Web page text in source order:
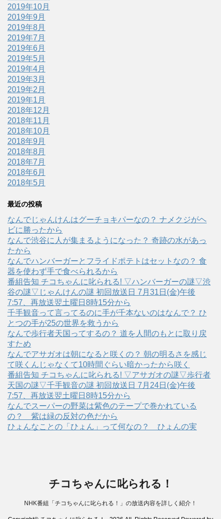
2019年10月
2019年9月
2019年8月
2019年7月
2019年6月
2019年5月
2019年4月
2019年3月
2019年2月
2019年1月
2018年12月
2018年11月
2018年10月
2018年9月
2018年8月
2018年7月
2018年6月
2018年5月
最近の投稿
なんでじゃんけんはグーチョキパーなの？ ナメクジがヘ
ビに勝ったから
なんで渋谷に人が集まるようになった？ 奇跡の水があっ
たから
なんでハンバーガーとフライドポテトはセットなの？ 食
器を使わず手で食べられるから
番組告知 チコちゃんに叱られる! ▽ハンバーガーの謎▽渋
谷の謎▽じゃんけんの謎 初回放送日 7月31日(金)午後
7:57、再放送翌土曜日8時15分から
千手観音って言ってるのに手が千本ないのはなんで？ ひ
とつの手が25の世界を救うから
なんで歩行者天国ってするの？ 道を人間のもとに取り戻
すため
なんでアサガオは朝になると咲くの？ 朝の明るさを感じ
て咲くんじゃなくて10時間ぐらい暗かったから咲く
番組告知 チコちゃんに叱られる! ▽アサガオの謎▽歩行者
天国の謎▽千手観音の謎 初回放送日 7月24日(金)午後
7:57、再放送翌土曜日8時15分から
なんでスーパーの野菜は紫色のテープで巻かれている
の？ 紫は緑の反対の色だから
ひょんなことの「ひょん」って何なの？ ひょんの実
チコちゃんに叱られる！
NHK番組「チコちゃんに叱られる！」の放送内容を詳しく紹介！